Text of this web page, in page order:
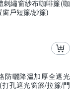
刺繡窗紗布咖啡簾(咖
戶短簾/紗簾)
防曬降溫加厚全遮光
孔遮光窗簾/拉簾/門